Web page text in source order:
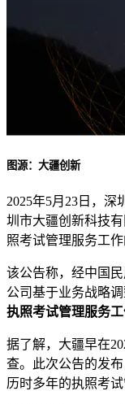
图源：大疆创新
2025年5月23日，
圳市大疆创新科技
照考试管理服务工作
该公告称，经中国
公司基于业务战略调
执照考试管理服务
据了解，大疆早在
查。此次公告的发
历时多年的执照考